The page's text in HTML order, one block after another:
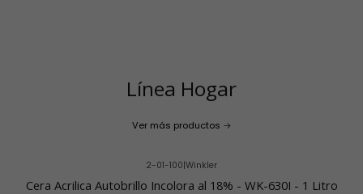
Línea Hogar
Ver más productos
2-01-100|Winkler
Cera Acrilica Autobrillo Incolora al 18% - WK-630I - 1 Litro